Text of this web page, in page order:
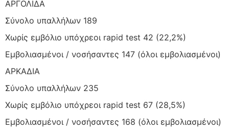
ΑΡΓΟΛΙΔΑ
Σύνολο υπαλλήλων 189
Χωρίς εμβόλιο υπόχρεοι rapid test 42 (22,2%)
Εμβολιασμένοι / νοσήσαντες 147 (όλοι εμβολιασμένοι)
ΑΡΚΑΔΙΑ
Σύνολο υπαλλήλων 235
Χωρίς εμβόλιο υπόχρεοι rapid test 67 (28,5%)
Εμβολιασμένοι / νοσήσαντες 168 (όλοι εμβολιασμένοι)